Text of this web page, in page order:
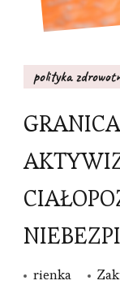
polityka
rienka